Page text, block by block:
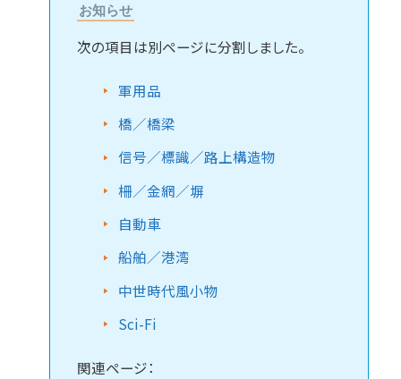
お知らせ
次の項目は別ページに分割しました。
軍用品
橋／橋梁
信号／標識／路上構造物
柵／金網／塀
自動車
船舶／港湾
中世時代風小物
Sci-Fi
関連ページ：